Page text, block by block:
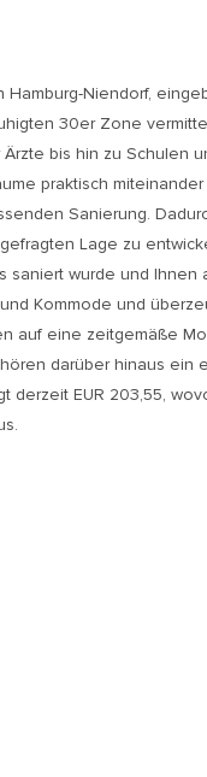
Hamburg-Niendorf,
30er Zone
bis hin zu Schulen
praktisch
Sanierung.
Lage zu
saniert wurde und Ihnen
Kommode und
auf eine zeitgemäße
darüber hinaus ein
EUR 203,55,